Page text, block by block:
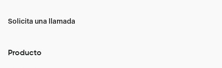
Solicita una llamada
Producto